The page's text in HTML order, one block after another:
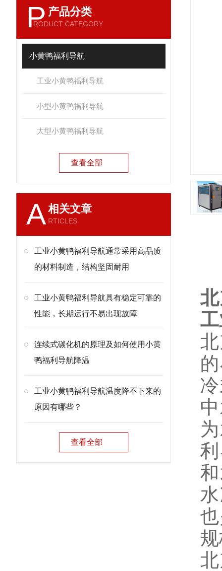
P 产品分类
RODUCT CATEGORY
小黄鸭福利导航
工业小黄鸭福利导航
小型小黄鸭福利导航
大型小黄鸭福利导航
查看全部
A相关文章
RTICLES
工业小黄鸭福利导航通常采用高品质
的材料制造，结构坚固耐用
工业小黄鸭福利导航具有稳定可靠的
性能，长期运行不易出现故障
连续式碳化机的原理及如何使用小黄
鸭福利导航降温
工业小黄鸭福利导航温度降不下来的
原因有哪些？
查看全部